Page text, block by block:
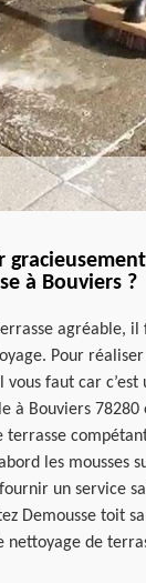
à Bouviers ?
agréable,
Pour
vous faut car
à Bouviers
terrasse
les mousses
un service
Demousse toit
nettoyage de